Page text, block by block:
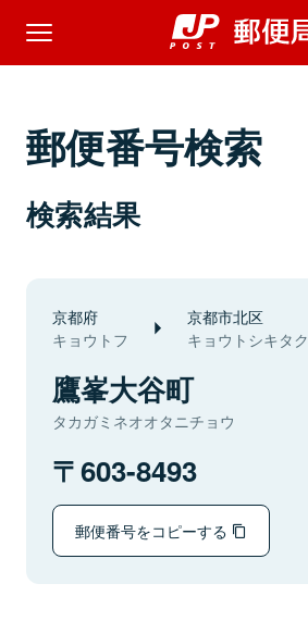
郵便番号検索
検索結果
京都府
キョウトフ
京都市北区
キョウトシキタク
鷹峯大谷町
タカガミネオオタニチョウ
603-8493
郵便番号をコピーする